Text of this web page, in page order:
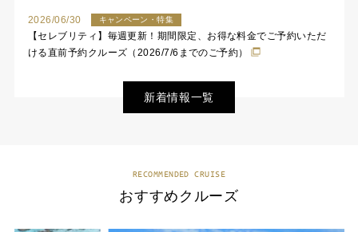
2026/06/30 キャンペーン・特集
【セレブリティ】毎週更新！期間限定、お得な料金でご予約いただ
ける直前予約クルーズ（2026/7/6までのご予約）
新着情報一覧
RECOMMENDED CRUISE
おすすめクルーズ